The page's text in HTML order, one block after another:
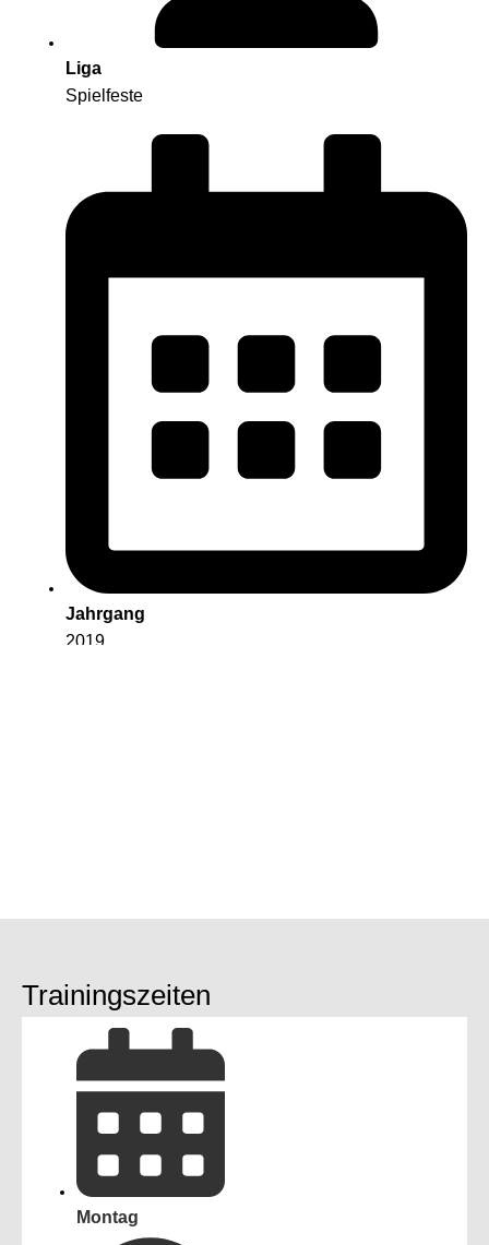
Liga
Spielfeste
Jahrgang
2019
Trainingszeiten
Montag